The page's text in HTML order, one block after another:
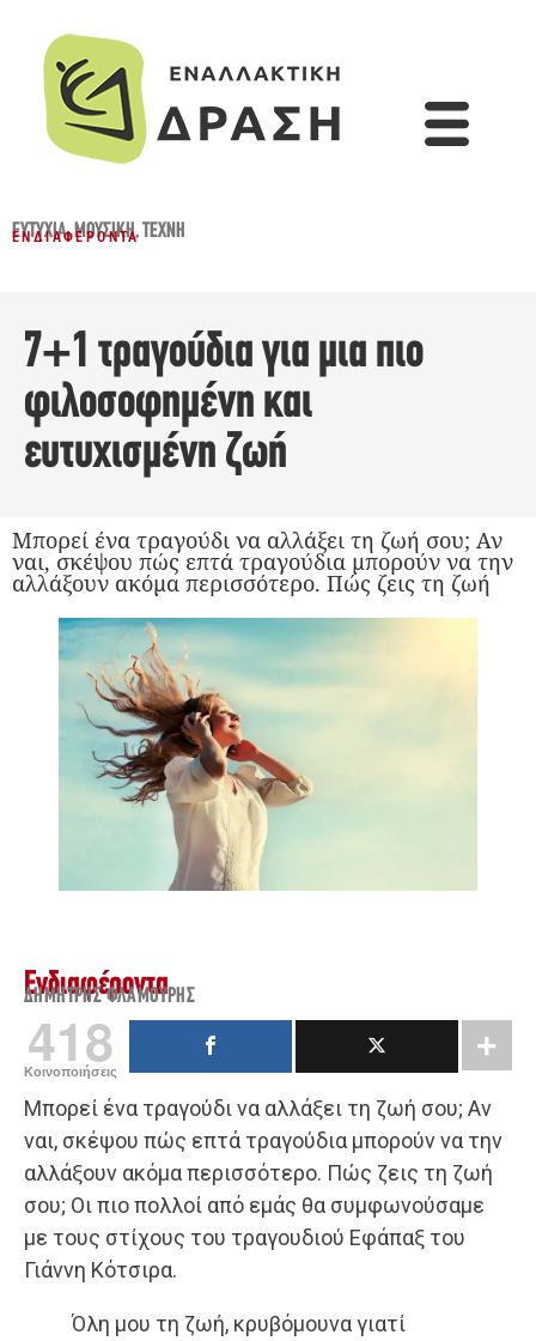
ΕΥΤΥΧΊΑ,ΜΟΥΣΙΚΉ,ΤΈΧΝΗ
ΕΝΔΙΑΦΈΡΟΝΤΑ
7+1 τραγούδια για μια πιο
φιλοσοφημένη και
ευτυχισμένη ζωή
Μπορεί ένα τραγούδι να αλλάξει τη ζωή σου; Αν
ναι, σκέψου πώς επτά τραγούδια μπορούν να την
αλλάξουν ακόμα περισσότερο. Πώς ζεις τη ζωή
Ενδιαφέροντα
ΔΗΜΉΤΡΗΣ ΦΛΑΜΟΎΡΗΣ
418
Κοινοποιήσεις
Μπορεί ένα τραγούδι να αλλάξει τη ζωή σου; Αν
ναι, σκέψου πώς επτά τραγούδια μπορούν να την
αλλάξουν ακόμα περισσότερο. Πώς ζεις τη ζωή
σου; Οι πιο πολλοί από εμάς θα συμφωνούσαμε
με τους στίχους του τραγουδιού Εφάπαξ του
Γιάννη Κότσιρα.
Όλη μου τη ζωή, κρυβόμουνα γιατί